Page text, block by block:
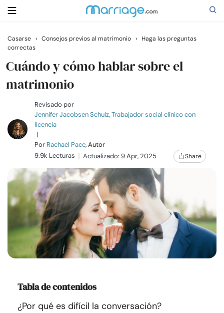
Buscar
Casarse
Relaciones
Familia
Ayuda
Cursos
Recursos
Encuentra un terapeuta
Casarse › Consejos previos al matrimonio ›
Haga las preguntas
correctas
Cuándo y cómo hablar sobre el
matrimonio
Revisado por
Jennifer Jacobsen Schulz, Trabajador social clínico con
licencia
|
Por Rachael Pace, Autor
9.9k Lecturas
Actualizado: 9 Apr, 2025 Share
Tabla de contenidos
¿Por qué es difícil la conversación?